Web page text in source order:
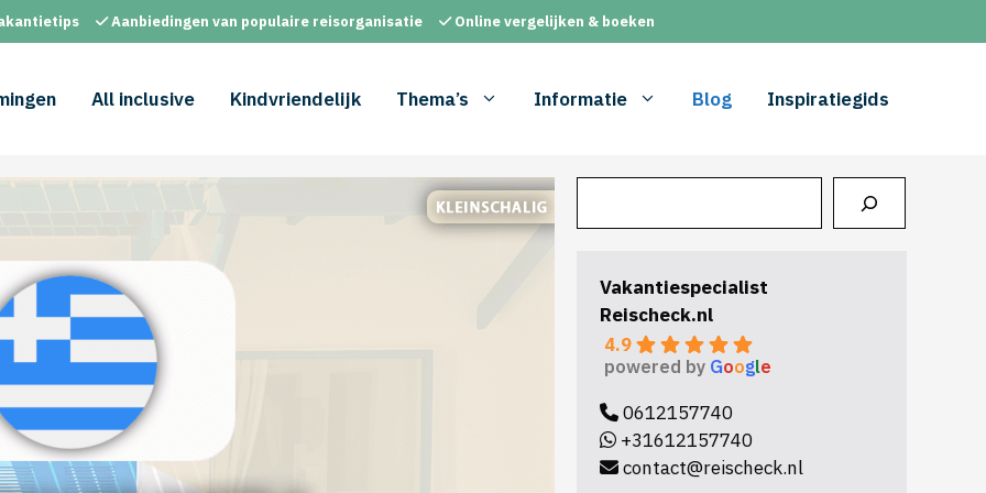
Aanbiedingen van populaire reisorganisatie Online vergelijken & boeken
All inclusive Kindvriendelijk Thema’s Informatie Blog Inspiratiegids
Vakantiespecialist
Reischeck.nl
4.9
powered by Google
0612157740
+31612157740
contact@reischeck.nl